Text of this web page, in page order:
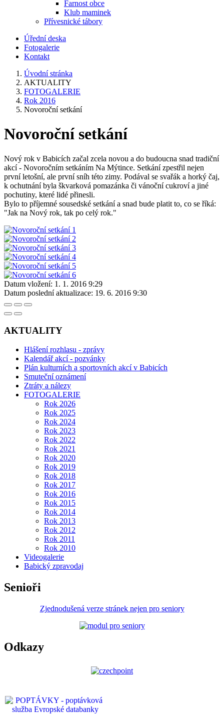
Farnost obce
Klub maminek
Přívesnické tábory
Úřední deska
Fotogalerie
Kontakt
Úvodní stránka
AKTUALITY
FOTOGALERIE
Rok 2016
Novoroční setkání
Novoroční setkání
Nový rok v Babicích začal zcela novou a do budoucna snad tradiční
akcí - Novoročním setkáním Na Mýtince. Setkání zpestřil nejen
první letošní, ale první sníh této zimy. Podával se svařák a horký čaj,
k ochutnání byla škvarková pomazánka či vánoční cukroví a jiné
pochutiny, které lidé přinesli.
Bylo to příjemné sousedské setkání a snad bude platit to, co se říká:
"Jak na Nový rok, tak po celý rok."
Datum vložení: 1. 1. 2016 9:29
Datum poslední aktualizace: 19. 6. 2016 9:30
AKTUALITY
Hlášení rozhlasu - zprávy
Kalendář akcí - pozvánky
Plán kulturních a sportovních akcí v Babicích
Smuteční oznámení
Ztráty a nálezy
FOTOGALERIE
Rok 2026
Rok 2025
Rok 2024
Rok 2023
Rok 2022
Rok 2021
Rok 2020
Rok 2019
Rok 2018
Rok 2017
Rok 2016
Rok 2015
Rok 2014
Rok 2013
Rok 2012
Rok 2011
Rok 2010
Videogalerie
Babický zpravodaj
Senioři
Zjednodušená verze stránek nejen pro seniory
Odkazy